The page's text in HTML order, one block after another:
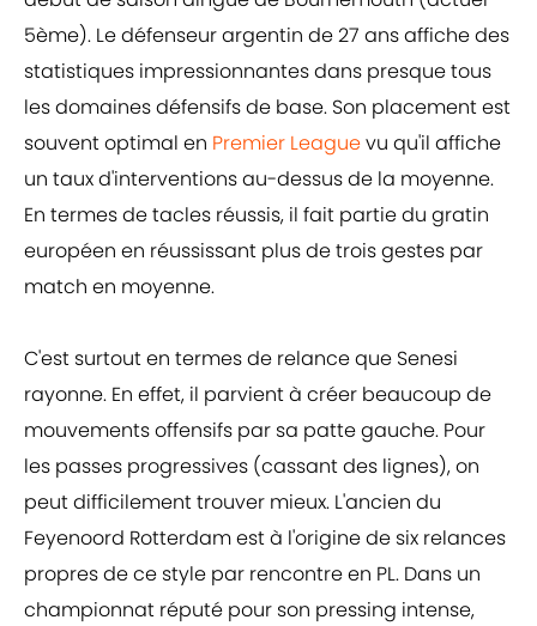
5ème). Le défenseur argentin de 27 ans affiche des
statistiques impressionnantes dans presque tous
les domaines défensifs de base. Son placement est
souvent optimal en Premier Leaguevu qu'il affiche
un taux d'interventions au-dessus de la moyenne.
En termes de tacles réussis, il fait partie du gratin
européen en réussissant plus de trois gestes par
match en moyenne.
C'est surtout en termes de relance que Senesi
rayonne. En effet, il parvient à créer beaucoup de
mouvements offensifs par sa patte gauche. Pour
les passes progressives (cassant des lignes), on
peut difficilement trouver mieux. L'ancien du
Feyenoord Rotterdam est à l'origine de six relances
propres de ce style par rencontre en PL. Dans un
championnat réputé pour son pressing intense,